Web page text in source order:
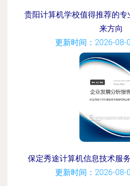
贵阳计算机学校值得推荐的
来方向
更新时间：2026-08-
保定秀途计算机信息技术服
更新时间：2026-08-